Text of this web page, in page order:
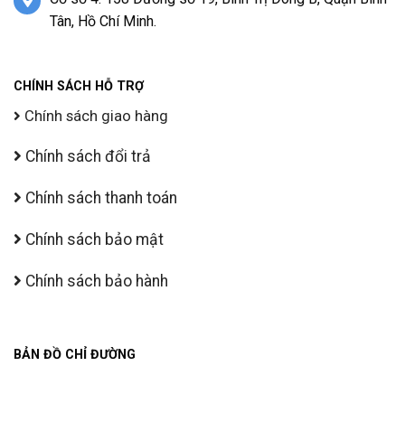
Tân, Hồ Chí Minh.
CHÍNH SÁCH HỖ TRỢ
Chính sách giao hàng
Chính sách đổi trả
Chính sách thanh toán
Chính sách bảo mật
Chính sách bảo hành
BẢN ĐỒ CHỈ ĐƯỜNG